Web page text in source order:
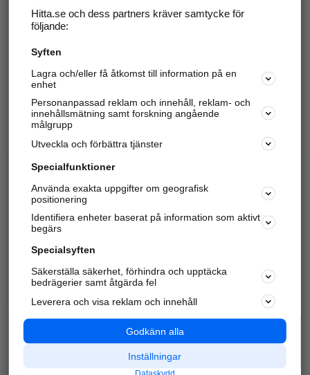
Hitta.se - Gratis nummerupplysning.
Sök företag, personer och platser.
Hitta telefonnummer, adresser, företagsinfo mm.
Marknadsför företaget
Kom igång och annonsera mot
samarbetspartners nära dig.
Alla kategorier
Populära sökningar
API & Kartor
Annonsera
Integritet
Nödnummer
Hitta.se och dess partners kräver samtycke för
följande:
Syften
Lagra och/eller få åtkomst till information på en
enhet
Personanpassad reklam och innehåll, reklam- och
innehållsmätning samt forskning angående
målgrupp
Utveckla och förbättra tjänster
Specialfunktioner
Använda exakta uppgifter om geografisk
positionering
Identifiera enheter baserat på information som aktivt
begärs
Specialsyften
Säkerställa säkerhet, förhindra och upptäcka
bedrägerier samt åtgärda fel
Leverera och visa reklam och innehåll
Godkänn alla
Inställningar
Dataskydd